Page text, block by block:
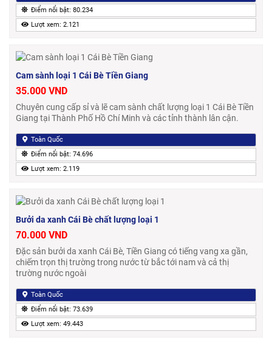
Điểm nổi bật: 80.234
Lượt xem: 2.121
Cam sành loại 1 Cái Bè Tiền Giang
35.000 VND
Chuyên cung cấp sỉ và lẽ cam sành chất lượng loại 1 Cái Bè Tiền
Giang tại Thành Phố Hồ Chí Minh và các tỉnh thành lân cận.
Toàn Quốc
Điểm nổi bật: 74.696
Lượt xem: 2.119
Bưởi da xanh Cái Bè chất lượng loại 1
70.000 VND
Đặc sản bưởi da xanh Cái Bè, Tiền Giang có tiếng vang xa gần,
chiếm trọn thị trường trong nước từ bắc tới nam và cả thị
trường nước ngoài
Toàn Quốc
Điểm nổi bật: 73.639
Lượt xem: 49.443